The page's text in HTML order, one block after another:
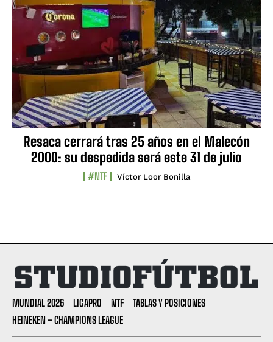
Resaca cerrará tras 25 años en el Malecón
2000: su despedida será este 31 de julio
#NTF Víctor Loor Bonilla
MUNDIAL 2026 LIGAPRO NTF
TABLAS Y POSICIONES
HEINEKEN – CHAMPIONS LEAGUE